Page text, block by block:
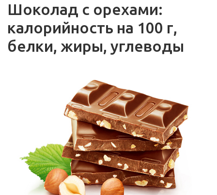
Шоколад с орехами:
калорийность на 100 г,
белки, жиры, углеводы